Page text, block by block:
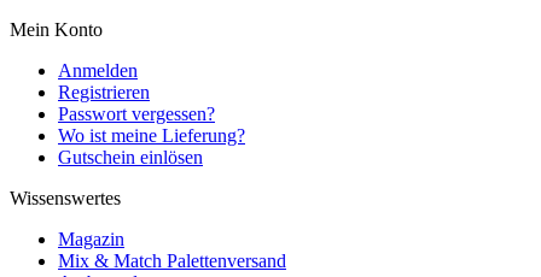
Mein Konto
Anmelden
Registrieren
Passwort vergessen?
Wo ist meine Lieferung?
Gutschein einlösen
Wissenswertes
Magazin
Mix & Match Palettenversand